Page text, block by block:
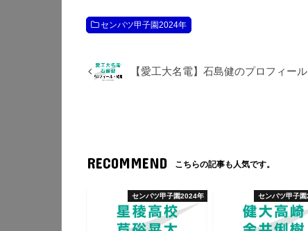
センバツ甲子園2024年
【愛工大名電】石島健のプロフィー
RECOMMEND こちらの記事も人気です。
センバツ甲子園2024年 センバツ甲子